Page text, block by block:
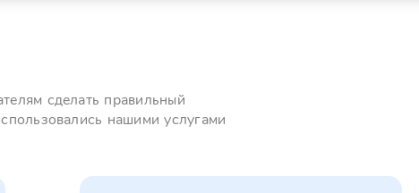
сделать правильный
нашими услугами